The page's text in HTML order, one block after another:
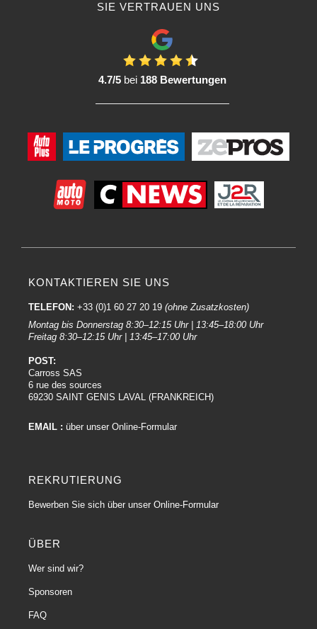
SIE VERTRAUEN UNS
4.7/5bei 188 Bewertungen
KONTAKTIEREN SIE UNS
TELEFON: +33 (0)1 60 27 20 19 (ohne Zusatzkosten)
Montag bis Donnerstag 8:30–12:15 Uhr | 13:45–18:00 Uhr
Freitag 8:30–12:15 Uhr | 13:45–17:00 Uhr
POST:
Carross SAS
6 rue des sources
69230 SAINT GENIS LAVAL (FRANKREICH)
EMAIL : über unser Online-Formular
REKRUTIERUNG
Bewerben Sie sich über unser Online-Formular
ÜBER
Wer sind wir?
Sponsoren
FAQ